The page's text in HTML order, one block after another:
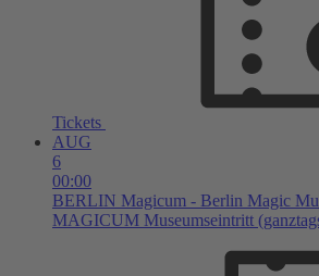
Tickets
AUG
6
00:00
BERLIN Magicum - Berlin Magic
MAGICUM Museumseintritt